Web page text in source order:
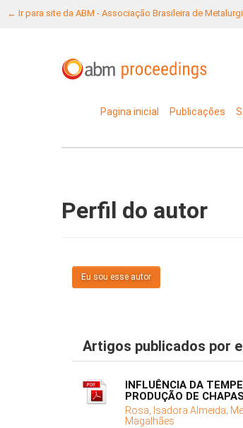
← Ir para site da ABM - Associação Brasileira de
Pagina inicial Publicações
Perfil do autor
Eu sou esse autor
Artigos publicados por
INFLUÊNCIA DA
PRODUÇÃO DE
Rosa, Isadora Almeida;
Magalhães